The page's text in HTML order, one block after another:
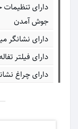
دارای تنظیمات
جوش آمدن
دارای نشانگر
دارای فیلتر
دارای چراغ